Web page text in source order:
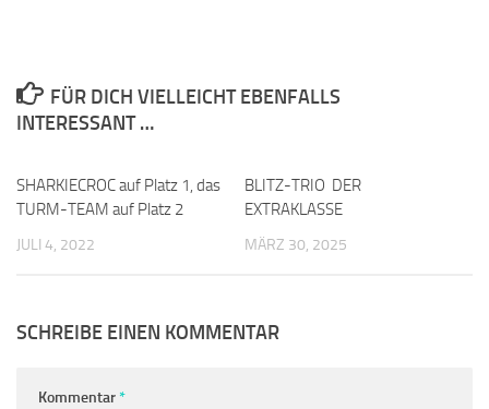
FÜR DICH VIELLEICHT EBENFALLS
INTERESSANT …
SHARKIECROC auf Platz 1, das
TURM-TEAM auf Platz 2
JULI 4, 2022
BLITZ-TRIO DER
EXTRAKLASSE
MÄRZ 30, 2025
SCHREIBE EINEN KOMMENTAR
Kommentar*